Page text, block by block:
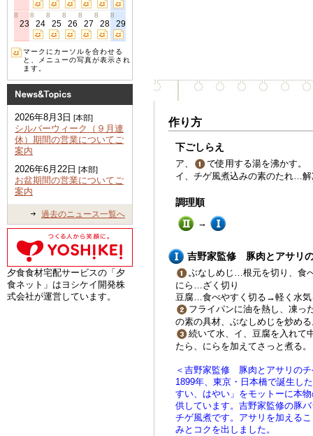
作り方
下ごしらえ
ア、
で使用する湯を沸かす。
イ、チゲ風煮込みの素のたれ…
調理順
→
吉野家監修 豚肉とアサリ
ぶなしめじ…根元を切り、食
にら…ざく切り
豆腐…食べやすく切る→軽く水気
フライパンに油を熱し、凍っ
の素の具材、ぶなしめじを炒め
続いて水、イ、豆腐を入れて
たら、にらを加えてさっと煮る。
＜吉野家監修 豚肉とアサリの
1899年、東京・日本橋で誕生し
すい、はやい」をモットーに本
供しています。吉野家監修の豚
チゲ風煮です。アサリを加える
みとコクを出しました。
8
23
8
24
8
25
8
26
8
27
8
28
8
29
マークにカーソルを合わせる
と、メニューの写真が表示され
ます。
2026年8月3日 [本部]
シルバーウィーク（９月連
休）期間の営業についてご
案内
2026年6月22日 [本部]
お盆期間の営業についてご
案内
過去のニュース一覧へ
夕食食材宅配サービスの「夕
食ネット」はヨシケイ開発株
式会社が運営しています。